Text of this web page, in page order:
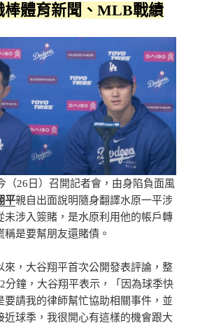
體育新聞、MLB戰績
（26日）召開記者會，由身陷負面風
平親自出面說明隨身翻譯水原一平涉
未涉入簽賭，是水原利用他的帳戶轉
是要幫朋友還賭債。
來，大谷翔平首次公開發表評論，整
分鐘，大谷翔平表示，「因為球季快
要請我的律師幫忙協助相關事件，並
近球季，我很開心有這樣的機會跟大